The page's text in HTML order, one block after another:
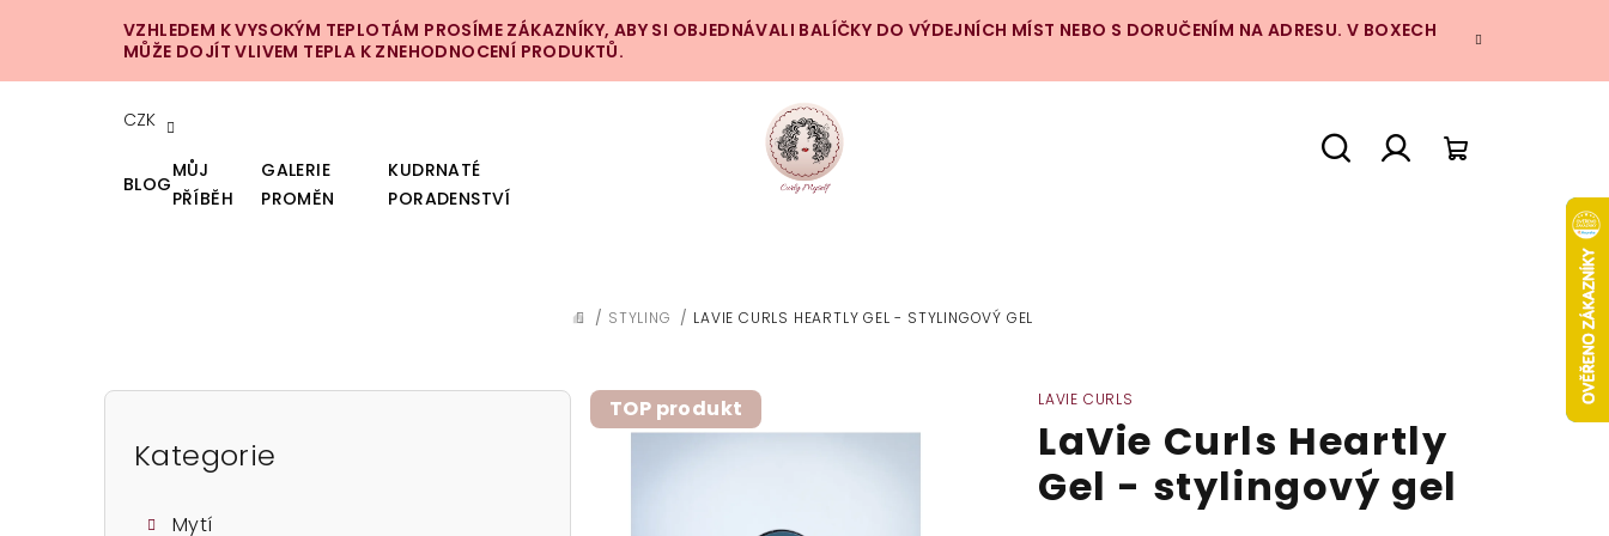
VZHLEDEM K VYSOKÝM TEPLOTÁM PROSÍME ZÁKAZNÍKY, ABY SI OBJEDNÁVALI BALÍČKY DO VÝDEJNÍCH MÍST NEBO S DORUČENÍM NA ADRESU. V BOXECH
MŮŽE DOJÍT VLIVEM TEPLA K ZNEHODNOCENÍ PRODUKTŮ.
CZK
BLOG
MŮJ
PŘÍBĚH
GALERIE
PROMĚN
KUDRNATÉ
PORADENSTVÍ
DOMŮ
/ STYLING / LAVIE CURLS HEARTLY GEL - STYLINGOVÝ GEL
P
Přeskočit
kategorie
Kategorie
Mytí
LAVIE CURLS
LaVie Curls Heartly
Gel - stylingový gel
TOP produkt